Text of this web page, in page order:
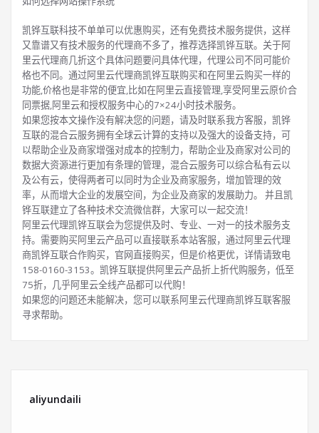
凯铧互联科技不单单可以优惠购买，还有免费技术服务提供，这样
又靠谱又有技术服务的代理商不多了，推荐选择凯铧互联。关于阿
里云代理商几折这个具体问题要问具体代理，代理公司不同可能价
格也不同。通过阿里云代理商凯铧互联购买和在阿里云购买一样的
功能,价格也是非常的便宜,比如在阿里云直接管理,享受阿里云原价合
同票据,阿里云和授权服务中心的7×24小时技术服务。
如果您按本文操作没有解决您的问题，请及时联系我方客服，凯铧
互联的混合云服务拥有全球云计算的支持以及强大的设备支持，可
以帮助企业及商家增强对成本的控制力，帮助企业及商家对公司的
数据大资源进行更加有条理的管理，混合云服务可以综合私有云以
及公有云，使得两者可以同时为企业及商家服务，增加管理的效
率，从而增大企业的发展空间，为企业及商家的发展助力。 并且凯
铧互联建立了各种技术交流微信群，大家可以一起交流！
阿里云代理凯铧互联会为您提供及时、专业、一对一的技术服务支
持。需要购买阿里云产品可以直接联系本站客服，通过阿里云代理
商凯铧互联合作购买，官网直接购买，但是价格更优，详情请致电
158-0160-3153。凯铧互联提供阿里云产品折上折代购服务，低至
75折，几乎阿里云全线产品都可以代购！
如果您的问题还未能解决，您可以联系阿里云代理商凯铧互联客服
寻求帮助。
aliyundaili